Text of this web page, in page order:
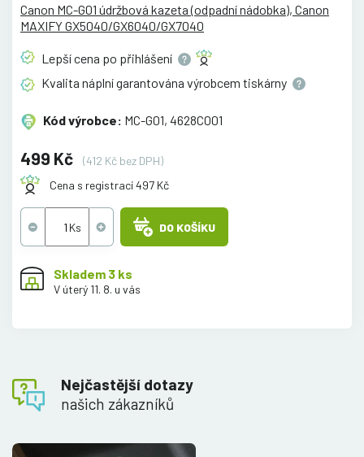
Canon MC-G01 údržbová kazeta (odpadní nádobka), Canon
MAXIFY GX5040/GX6040/GX7040
Lepší cena po přihlášení
Kvalita náplní garantována výrobcem tiskárny
Kód výrobce: MC-G01, 4628C001
499 Kč
(412 Kč bez DPH)
Cena s registrací 497 Kč
DO KOŠÍKU
Skladem 3 ks
V úterý 11. 8. u vás
Nejčastější dotazy
našich zákazníků